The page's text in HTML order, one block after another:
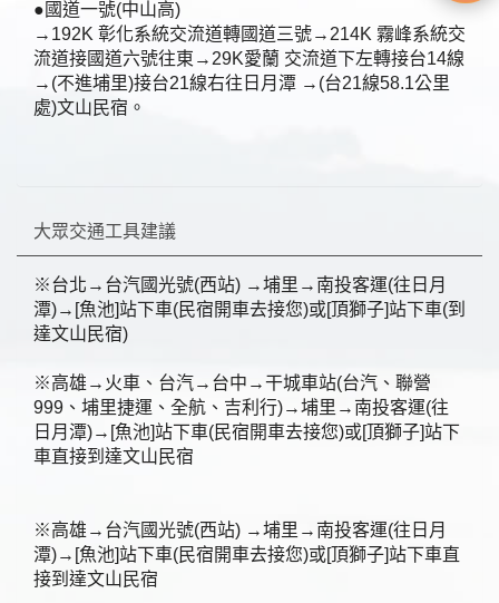
●國道一號(中山高)
→192K 彰化系統交流道轉國道三號→214K 霧峰系統交
流道接國道六號往東→29K愛蘭 交流道下左轉接台14線
→(不進埔里)接台21線右往日月潭 →(台21線58.1公里
處)文山民宿。
大眾交通工具建議
※台北→台汽國光號(西站) →埔里→南投客運(往日月
潭)→[魚池]站下車(民宿開車去接您)或[頂獅子]站下車(到
達文山民宿)
※高雄→火車、台汽→台中→干城車站(台汽、聯營
999、埔里捷運、全航、吉利行)→埔里→南投客運(往
日月潭)→[魚池]站下車(民宿開車去接您)或[頂獅子]站下
車直接到達文山民宿
※高雄→台汽國光號(西站) →埔里→南投客運(往日月
潭)→[魚池]站下車(民宿開車去接您)或[頂獅子]站下車直
接到達文山民宿